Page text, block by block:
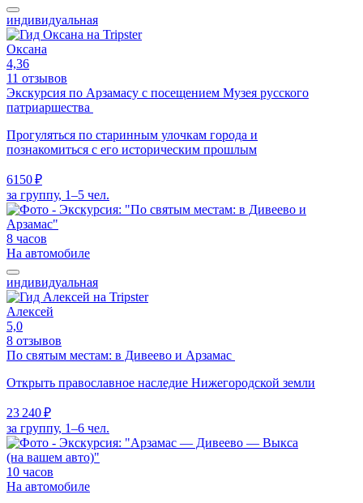
индивидуальная
Оксана
4,36
11 отзывов
Экскурсия по Арзамасу с посещением Музея русского
патриаршества
Прогуляться по старинным улочкам города и
познакомиться с его историческим прошлым
6150 ₽
за группу, 1–5 чел.
8 часов
На автомобиле
индивидуальная
Алексей
5,0
8 отзывов
По святым местам: в Дивеево и Арзамас
Открыть православное наследие Нижегородской земли
23 240 ₽
за группу, 1–6 чел.
10 часов
На автомобиле